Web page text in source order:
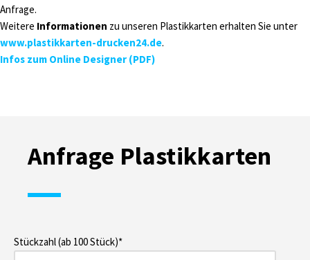
Anfrage.
Weitere Informationen zu unseren Plastikkarten erhalten Sie unter
www.plastikkarten-drucken24.de.
Infos zum Online Designer (PDF)
Anfrage Plastikkarten
Stückzahl (ab 100 Stück)*